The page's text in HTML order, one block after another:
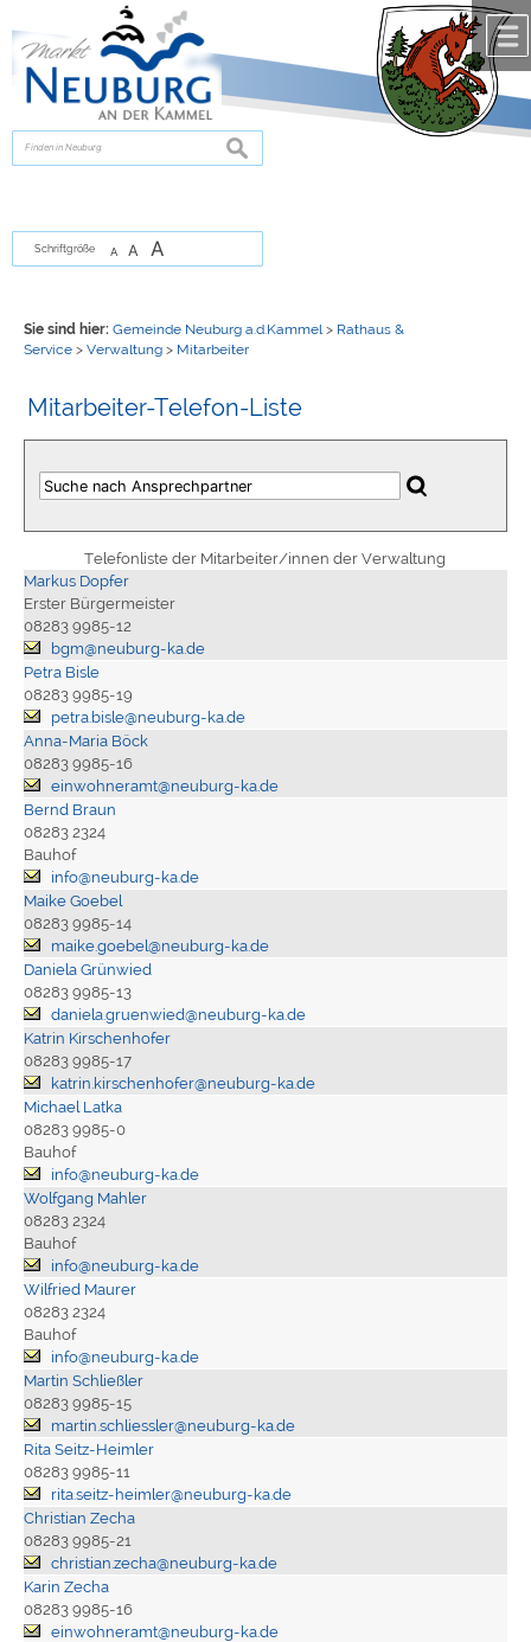
zur Navigationoder
springen.
suchen
Schriftgröße A A A
Sie sind hier: Gemeinde Neuburg a.d.Kammel > Rathaus &
Service> Verwaltung> Mitarbeiter
Mitarbeiter-Telefon-Liste
Telefonliste der Mitarbeiter/innen der Verwaltung
Markus Dopfer
Erster Bürgermeister
08283 9985-12
bgm@neuburg-ka.de
Petra Bisle
08283 9985-19
petra.bisle@neuburg-ka.de
Anna-Maria Böck
08283 9985-16
einwohneramt@neuburg-ka.de
Bernd Braun
08283 2324
Bauhof
info@neuburg-ka.de
Maike Goebel
08283 9985-14
maike.goebel@neuburg-ka.de
Daniela Grünwied
08283 9985-13
daniela.gruenwied@neuburg-ka.de
Katrin Kirschenhofer
08283 9985-17
katrin.kirschenhofer@neuburg-ka.de
Michael Latka
08283 9985-0
Bauhof
info@neuburg-ka.de
Wolfgang Mahler
08283 2324
Bauhof
info@neuburg-ka.de
Wilfried Maurer
08283 2324
Bauhof
info@neuburg-ka.de
Martin Schließler
08283 9985-15
martin.schliessler@neuburg-ka.de
Rita Seitz-Heimler
08283 9985-11
rita.seitz-heimler@neuburg-ka.de
Christian Zecha
08283 9985-21
christian.zecha@neuburg-ka.de
Karin Zecha
08283 9985-16
einwohneramt@neuburg-ka.de